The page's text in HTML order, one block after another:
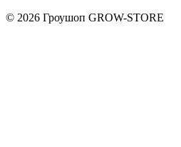
© 2026 Гроушоп GROW-STORE